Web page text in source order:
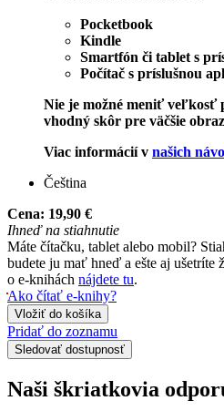
Pocketbook
Kindle
Smartfón či tablet s
Počítač s príslušnou
Nie je možné meniť veľkosť
vhodný skôr pre väčšie
Viac informácií v našich
Čeština
Cena: 19,90 €
Ihneď na stiahnutie
Máte čítačku, tablet alebo mobil?
budete ju mať hneď a ešte aj
o e-knihách nájdete tu.
Ako čítať e-knihy?
Vložiť do košíka
Pridať do zoznamu
Sledovať dostupnosť
Naši škriatkovia